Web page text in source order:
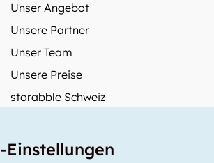
Unser Angebot
Unsere Partner
Unser Team
Unsere Preise
storabble Schweiz
Einstellungen